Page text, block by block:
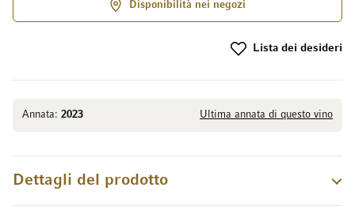
Annata: 2023 Ultima annata di questo vino
Disponibilità nei negozi
Lista dei desideri
Dettagli del prodotto